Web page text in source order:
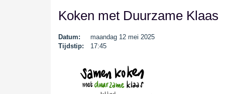
Koken met Duurzame Klaas
Datum:
maandag 12 mei 2025
Tijdstip:
17:45